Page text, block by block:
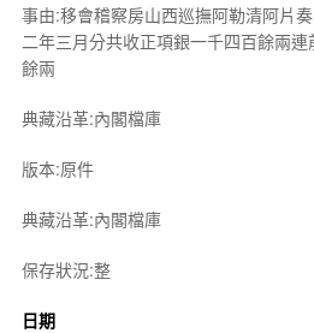
事由:移會稽察房山西巡撫阿勒清阿片
二年三月分共收正項銀一千四百餘兩
餘兩
典藏沿革:內閣檔庫
版本:原件
典藏沿革:內閣檔庫
保存狀況:整
日期